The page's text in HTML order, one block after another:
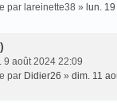
par lareinette38 » lun.
9 août 2024 22:09
par Didier26 » dim. 11